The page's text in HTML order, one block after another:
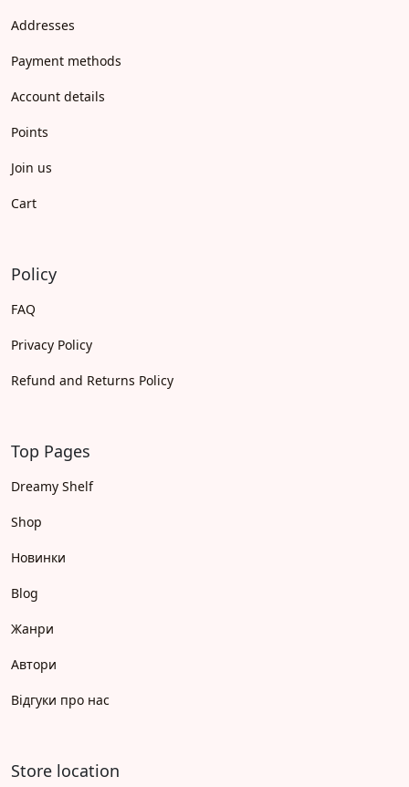
Addresses
Payment methods
Account details
Points
Join us
Cart
Policy
FAQ
Privacy Policy
Refund and Returns Policy
Top Pages
Dreamy Shelf
Shop
Новинки
Blog
Жанри
Автори
Відгуки про нас
Store location